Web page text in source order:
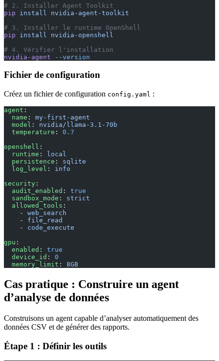
# 2. Installer Agent Toolkit
pip install
nvidia-agent-toolkit
# 3. Installer le runtime OpenShell
pip install
nvidia-openshell
# 4. Vérifier l'installation
nvidia-agent --version
Fichier de configuration
Créez un fichier de configuration config.yaml :
agent :
  name
: my-first-agent
  model
: nvidia/llama-3.1-70b
  temperature
: 0.7
openshell :
  runtime
:
local
  persistence
: sqlite
  log_level
: info
security :
  audit_enabled
: true
  sandbox_mode
: strict
  allowed_tools
:
    -
web_search
    -
file_read
    -
code_execute
gpu :
  enabled
: true
  device_id
: 0
  memory_limit
: 8GB
Cas pratique : Construire un agent
d’analyse de données
Construisons un agent capable d’analyser automatiquement des
données CSV et de générer des rapports.
Étape 1 : Définir les outils